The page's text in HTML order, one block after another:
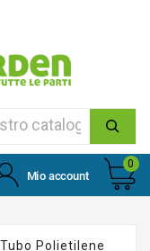
Mio account
0
Tubo Polietilene